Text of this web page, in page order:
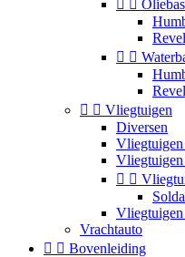
 
  Vliegtuigen
Diversen
Vliegtuigen
 
Vliegtuigen
Vrachtauto
  Bovenleiding